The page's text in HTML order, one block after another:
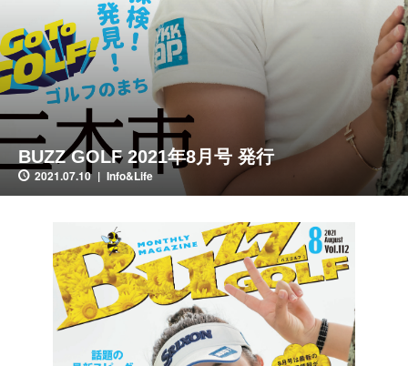
BUZZ GOLF 2021年8月号 発行
2021.07.10 Info&Life